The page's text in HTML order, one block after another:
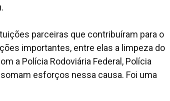
parceiras que contribuíram para o
importantes, entre elas a limpeza do
a Polícia Rodoviária Federal, Polícia
esforços nessa causa. Foi uma